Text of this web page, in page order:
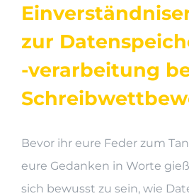
zur
-verarbeitung
Bevor ihr eure Feder zum
eure Gedanken in Worte
sich bewusst zu sein, wie